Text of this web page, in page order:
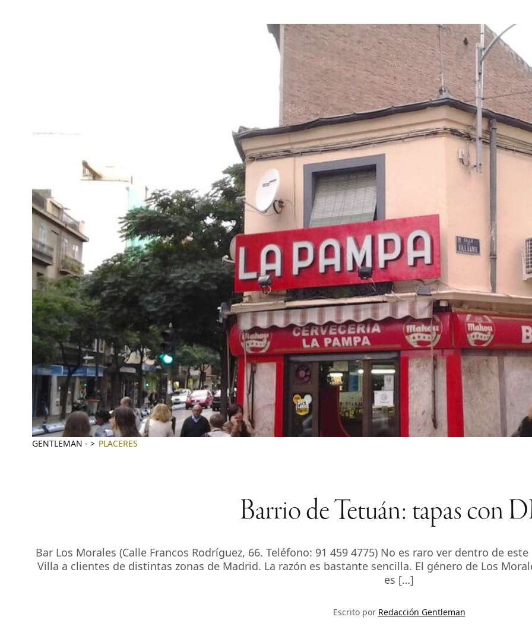
GENTLEMAN - PLACERES
Barrio de Tetuán: tapas con
Bar Los Morales (Calle Francos Rodríguez, 66. Teléfono: 91 459 4775) No es raro ver dentro de
Villa a clientes de distintas zonas de Madrid. La razón es bastante sencilla. El género de Los
es […]
Escrito por Redacción Gentleman